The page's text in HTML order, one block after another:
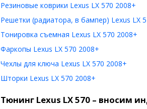
Резиновые коврики Lexus LX 570 2008+
Решетки (радиатора, в бампер) Lexus LX
Тонировка съемная Lexus LX 570 2008+
Фаркопы Lexus LX 570 2008+
Чехлы для ключа Lexus LX 570 2008+
Шторки Lexus LX 570 2008+
Тюнинг Lexus LX 570 – вносим